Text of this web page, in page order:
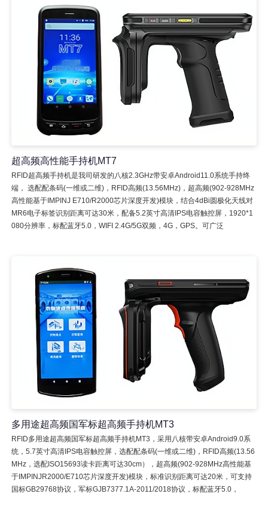
超高频高性能手持机MT7
RFID超高频手持机是我司研发的八核2.3GHz带安卓Android11.0系统手持终
端， 选配配条码(一维或二维)，RFID高频(13.56MHz)，超高频(902-928MHz
高性能基于IMPINJ E710/R2000芯片深度开发)模块，结合4dBi圆极化天线对
MR6电子标签识别距离可达30米，配备5.2英寸高清IPS电容触控屏，1920*1
080分辨率，标配蓝牙5.0，WIFI 2.4G/5G双频，4G，GPS。可广泛
多用途超高频国军标超高频手持机MT3
RFID多用途超高频国军标超高频手持机MT3，采用八核带安卓Android9.0系
统，5.7英寸高清IPS电容触控屏，选配配条码(一维或二维)，RFID高频(13.56
MHz，选配ISO15693读卡距离可达30cm），超高频(902-928MHz高性能基
于IMPINJR2000/E710芯片深度开发)模块，标准识别距离可达20米，可支持
国标GB29768协议，军标GJB7377.1A-2011/2018协议，标配蓝牙5.0，